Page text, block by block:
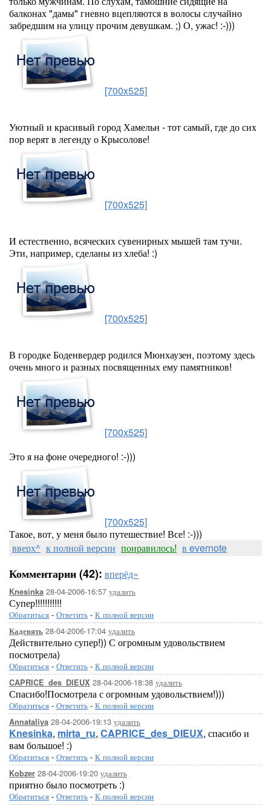
балконах "дамы" гневно вцепляются в волосы случайно
забредшим на улицу прочим девушкам. ;) О, ужас! :-)))
[700x525]
Уютный и красивый город Хамельн - тот самый, где до сих
пор верят в легенду о Крысолове!
[700x525]
И естественно, всяческих сувенирных мышей там тучи.
Эти, например, сделаны из хлеба! :)
[700x525]
В городке Боденвердер родился Мюнхаузен, поэтому здесь
очень много и разных посвященных ему памятников!
[700x525]
Это я на фоне очередного! :-)))
[700x525]
Такое, вот, у меня было путешествие! Все! :-)))
вверх^ к полной версии понравилось! в evernote
Комментарии (42): вперёд»
Knesinka 28-04-2006-16:57 удалить
Супер!!!!!!!!!!!
Обратиться - Ответить - К полной версии
Кадевять 28-04-2006-17:04 удалить
Действительно супер!)) С огромным удовольствием
посмотрела)
Обратиться - Ответить - К полной версии
CAPRICE_des_DIEUX 28-04-2006-18:38 удалить
Спасибо!Посмотрела с огромным удовольствием!)))
Обратиться - Ответить - К полной версии
Annataliya 28-04-2006-19:13 удалить
Knesinka, mirta_ru, CAPRICE_des_DIEUX, спасибо и
вам большое! :)
Обратиться - Ответить - К полной версии
Kobzer 28-04-2006-19:20 удалить
приятно было посмотреть :)
Обратиться - Ответить - К полной версии